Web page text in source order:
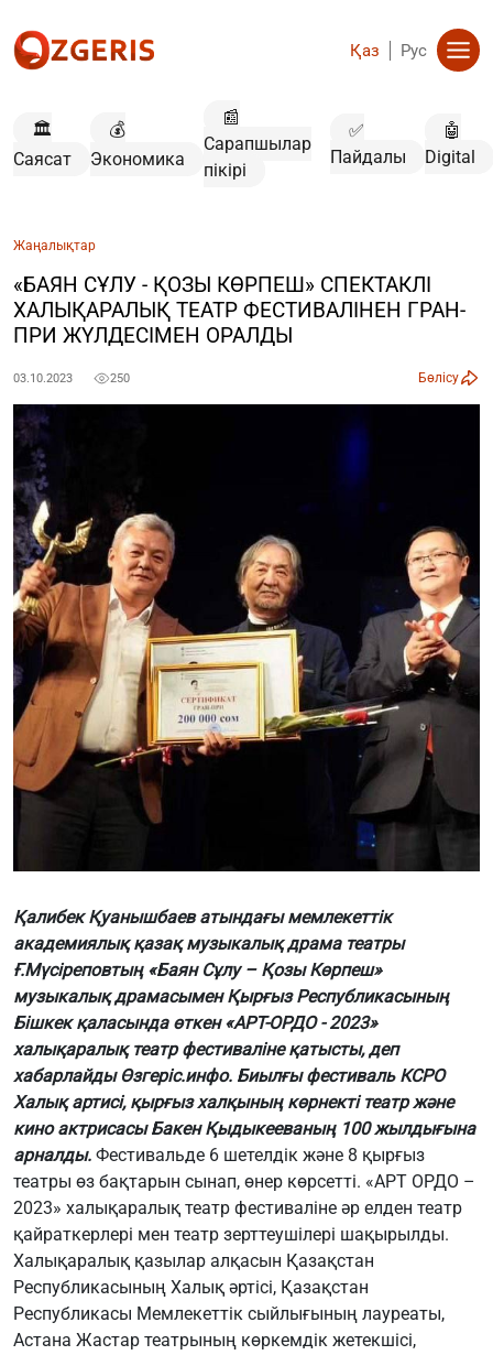
Қаз Рус
🏛️
Саясат
💰
Экономика
📰
Сарапшылар
пікірі
✅
Пайдалы
🤖
Digital
Жаңалықтар
«БАЯН СҰЛУ - ҚОЗЫ КӨРПЕШ» СПЕКТАКЛІ
ХАЛЫҚАРАЛЫҚ ТЕАТР ФЕСТИВАЛІНЕН ГРАН-
ПРИ ЖҮЛДЕСІМЕН ОРАЛДЫ
03.10.2023 250 Бөлісу
Қалибек Қуанышбаев атындағы мемлекеттік
академиялық қазақ музыкалық драма театры
Ғ.Мүсіреповтың «Баян Сұлу – Қозы Көрпеш»
музыкалық драмасымен Қырғыз Республикасының
Бішкек қаласында өткен «АРТ-ОРДО - 2023»
халықаралық театр фестиваліне қатысты, деп
хабарлайды Өзгеріс.инфо. Биылғы фестиваль КСРО
Халық артисі, қырғыз халқының көрнекті театр және
кино актрисасы Бакен Қыдыкееваның 100 жылдығына
арналды. Фестивальде 6 шетелдік және 8 қырғыз
театры өз бақтарын сынап, өнер көрсетті. «АРТ ОРДО –
2023» халықаралық театр фестиваліне әр елден театр
қайраткерлері мен театр зерттеушілері шақырылды.
Халықаралық қазылар алқасын Қазақстан
Республикасының Халық әртісі, Қазақстан
Республикасы Мемлекеттік сыйлығының лауреаты,
Астана Жастар театрының көркемдік жетекшісі,